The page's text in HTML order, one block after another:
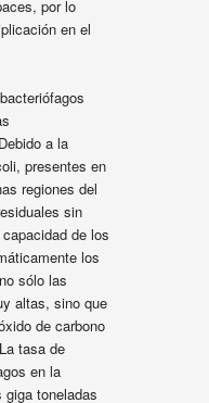
por lo
en el
a la
presentes en
regiones del
sin
de los
los
sólo las
altas, sino que
de carbono
tasa de
en la
toneladas